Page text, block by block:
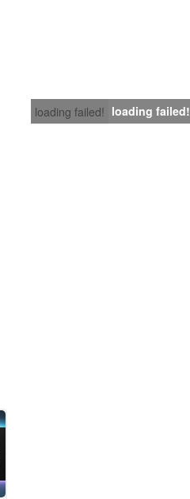
loading failed! loading failed!